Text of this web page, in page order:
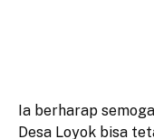
Ia berharap
Desa Loyok bisa